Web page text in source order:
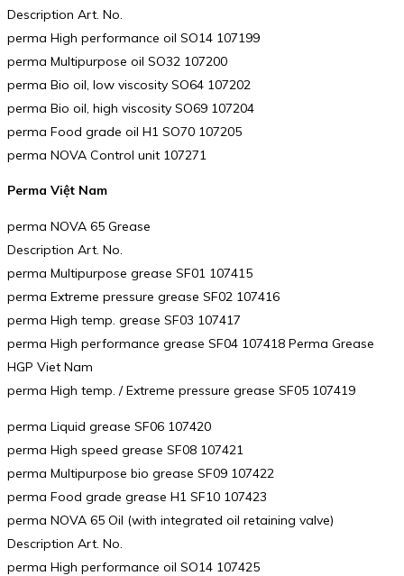
Description Art. No.
perma High performance oil SO14 107199
perma Multipurpose oil SO32 107200
perma Bio oil, low viscosity SO64 107202
perma Bio oil, high viscosity SO69 107204
perma Food grade oil H1 SO70 107205
perma NOVA Control unit 107271
Perma Việt Nam
perma NOVA 65 Grease
Description Art. No.
perma Multipurpose grease SF01 107415
perma Extreme pressure grease SF02 107416
perma High temp. grease SF03 107417
perma High performance grease SF04 107418 Perma Grease
HGP Viet Nam
perma High temp. / Extreme pressure grease SF05 107419
perma Liquid grease SF06 107420
perma High speed grease SF08 107421
perma Multipurpose bio grease SF09 107422
perma Food grade grease H1 SF10 107423
perma NOVA 65 Oil (with integrated oil retaining valve)
Description Art. No.
perma High performance oil SO14 107425